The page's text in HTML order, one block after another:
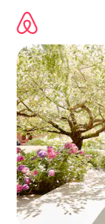
innehåll